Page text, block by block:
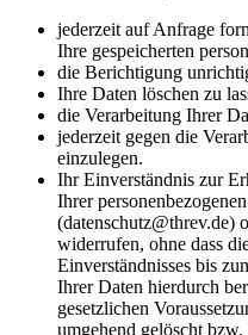
jederzeit auf Anfrage
Ihre gespeicherten
die Berichtigung
Ihre Daten löschen zu
die Verarbeitung Ihrer
jederzeit gegen die
einzulegen.
Ihr Einverständnis zur
Ihrer
(datenschutz@threv.de)
widerrufen, ohne dass
Einverständnisses bis
Ihrer Daten hierdurch
gesetzlichen
umgehend gelöscht bzw.